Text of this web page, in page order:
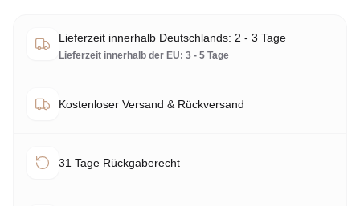
Lieferzeit innerhalb Deutschlands: 2 - 3 Tage
Lieferzeit innerhalb der EU: 3 - 5 Tage
Kostenloser Versand & Rückversand
31 Tage Rückgaberecht